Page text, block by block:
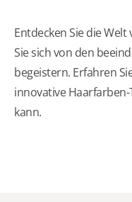
Entdecken Sie die
Sie sich von den
begeistern. Erfahren
innovative
kann.